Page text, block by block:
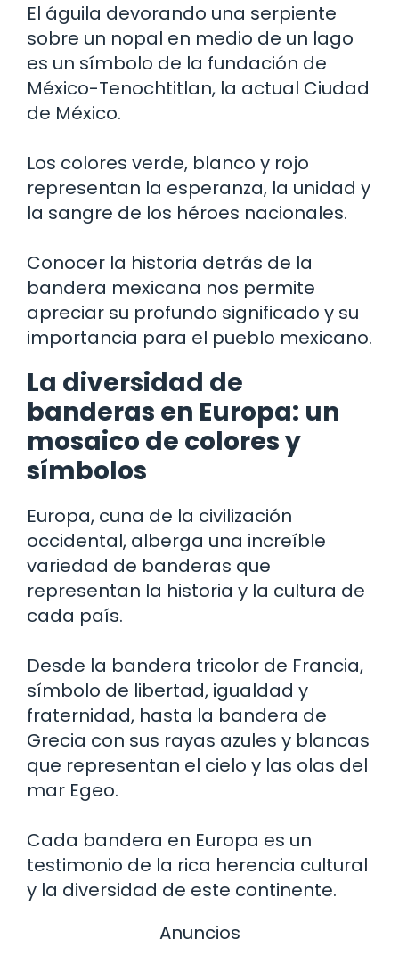
El águila devorando una serpiente
sobre un nopal en medio de un lago
es un símbolo de la fundación de
México-Tenochtitlan, la actual Ciudad
de México.
Los colores verde, blanco y rojo
representan la esperanza, la unidad y
la sangre de los héroes nacionales.
Conocer la historia detrás de la
bandera mexicana nos permite
apreciar su profundo significado y su
importancia para el pueblo mexicano.
La diversidad de
banderas en Europa: un
mosaico de colores y
símbolos
Europa, cuna de la civilización
occidental, alberga una increíble
variedad de banderas que
representan la historia y la cultura de
cada país.
Desde la bandera tricolor de Francia,
símbolo de libertad, igualdad y
fraternidad, hasta la bandera de
Grecia con sus rayas azules y blancas
que representan el cielo y las olas del
mar Egeo.
Cada bandera en Europa es un
testimonio de la rica herencia cultural
y la diversidad de este continente.
Anuncios